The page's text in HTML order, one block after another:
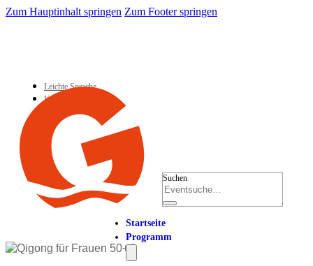
Zum Hauptinhalt springen Zum Footer springen
Leichte Sprache
Kontakt
Suchen
Startseite
Programm